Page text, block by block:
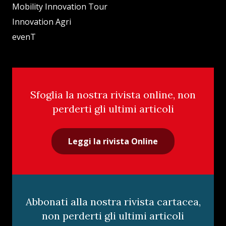
Mobility Innovation Tour
Innovation Agri
evenT
Sfoglia la nostra rivista online, non
perderti gli ultimi articoli
Leggi la rivista Online
Abbonati alla nostra rivista cartacea,
non perderti gli ultimi articoli